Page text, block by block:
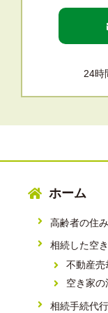
24時
ホーム
高齢者の住
相続した空
不動産売
空き家の
相続手続代行